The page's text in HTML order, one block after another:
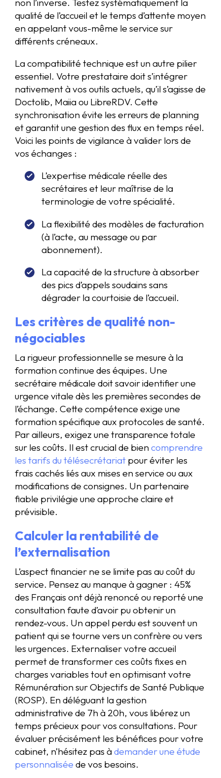
non l’inverse. Testez systématiquement la
qualité de l’accueil et le temps d’attente moyen
en appelant vous-même le service sur
différents créneaux.
La compatibilité technique est un autre pilier
essentiel. Votre prestataire doit s’intégrer
nativement à vos outils actuels, qu’il s’agisse de
Doctolib, Maiia ou LibreRDV. Cette
synchronisation évite les erreurs de planning
et garantit une gestion des flux en temps réel.
Voici les points de vigilance à valider lors de
vos échanges :
L’expertise médicale réelle des
secrétaires et leur maîtrise de la
terminologie de votre spécialité.
La flexibilité des modèles de facturation
(à l’acte, au message ou par
abonnement).
La capacité de la structure à absorber
des pics d’appels soudains sans
dégrader la courtoisie de l’accueil.
Les critères de qualité non-
négociables
La rigueur professionnelle se mesure à la
formation continue des équipes. Une
secrétaire médicale doit savoir identifier une
urgence vitale dès les premières secondes de
l’échange. Cette compétence exige une
formation spécifique aux protocoles de santé.
Par ailleurs, exigez une transparence totale
sur les coûts. Il est crucial de biencomprendre
les tarifs du télésecrétariat pour éviter les
frais cachés liés aux mises en service ou aux
modifications de consignes. Un partenaire
fiable privilégie une approche claire et
prévisible.
Calculer la rentabilité de
l’externalisation
L’aspect financier ne se limite pas au coût du
service. Pensez au manque à gagner : 45%
des Français ont déjà renoncé ou reporté une
consultation faute d’avoir pu obtenir un
rendez-vous. Un appel perdu est souvent un
patient qui se tourne vers un confrère ou vers
les urgences. Externaliser votre accueil
permet de transformer ces coûts fixes en
charges variables tout en optimisant votre
Rémunération sur Objectifs de Santé Publique
(ROSP). En déléguant la gestion
administrative de 7h à 20h, vous libérez un
temps précieux pour vos consultations. Pour
évaluer précisément les bénéfices pour votre
cabinet, n’hésitez pas àdemander une étude
personnalisée de vos besoins.